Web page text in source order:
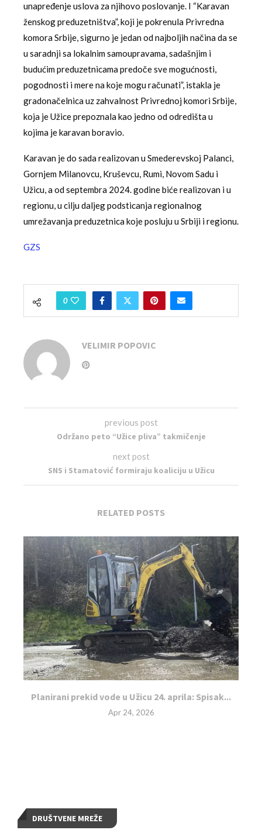
unapređenje uslova za njihovo poslovanje. I “Karavan
ženskog preduzetništva”, koji je pokrenula Privredna
komora Srbije, sigurno je jedan od najboljih načina da se
u saradnji sa lokalnim samoupravama, sadašnjim i
budućim preduzetnicama predoče sve mogućnosti,
pogodnosti i mere na koje mogu računati”, istakla je
gradonačelnica uz zahvalnost Privrednoj komori Srbije,
koja je Užice prepoznala kao jedno od odredišta u
kojima je karavan boravio.
Karavan je do sada realizovan u Smederevskoj Palanci,
Gornjem Milanovcu, Kruševcu, Rumi, Novom Sadu i
Užicu, a od septembra 2024. godine biće realizovan i u
regionu, u cilju daljeg podsticanja regionalnog
umrežavanja preduzetnica koje posluju u Srbiji i regionu.
GZS
0
VELIMIR POPOVIC
previous post
Održano peto “Užice pliva” takmičenje
next post
SNS i Stamatović formiraju koaliciju u Užicu
RELATED POSTS
Planirani prekid vode u Užicu 24. aprila: Spisak...
Apr 24, 2026
DRUŠTVENE MREŽE